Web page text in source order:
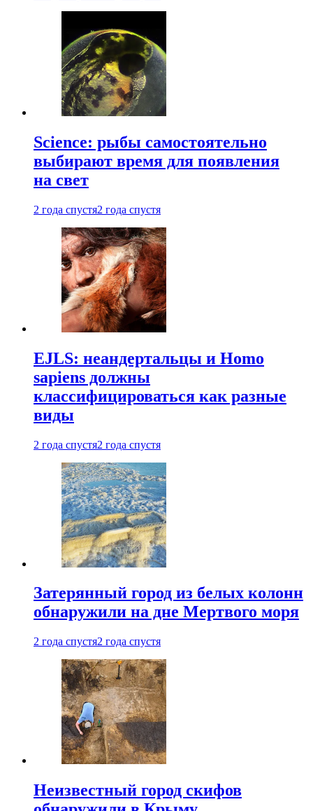
Science: рыбы самостоятельно
выбирают время для появления
на свет
2 года спустя2 года спустя
EJLS: неандертальцы и Homo
sapiens должны
классифицироваться как разные
виды
2 года спустя2 года спустя
Затерянный город из белых колонн
обнаружили на дне Мертвого моря
2 года спустя2 года спустя
Неизвестный город скифов